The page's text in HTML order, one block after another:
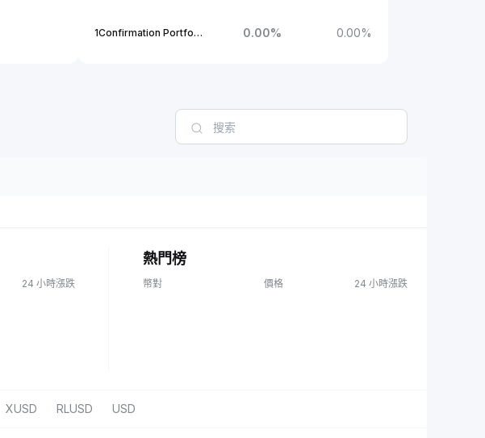
1Confirmation Portfolio 0.00% 0.00%
24 小時漲跌
熱門榜
幣對 價格 24 小時漲跌
XUSD RLUSD USD